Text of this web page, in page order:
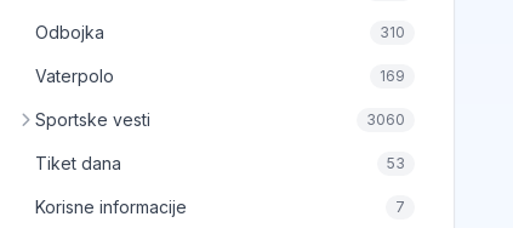
Odbojka 310
Vaterpolo 169
Sportske vesti 3060
Tiket dana 53
Korisne informacije 7